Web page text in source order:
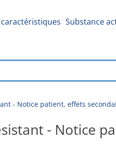
Substance
- Notice patient, effets
- Notice